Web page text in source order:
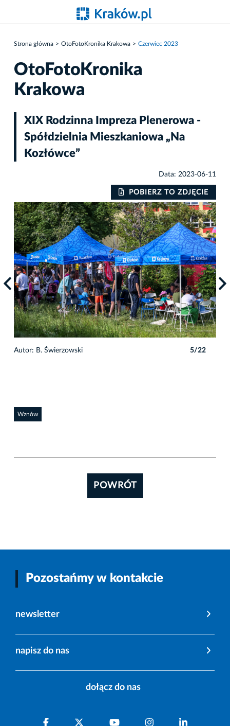
Strona główna OtoFotoKronika Krakowa Czerwiec 2023
OtoFotoKronika
Krakowa
XIX Rodzinna Impreza Plenerowa -
Spółdzielnia Mieszkaniowa „Na
Kozłówce”
Data: 2023-06-11
POBIERZ TO ZDJĘCIE
Autor: B. Świerzowski 5/22
Wznów
POWRÓT
Pozostańmy w kontakcie
newsletter
napisz do nas
dołącz do nas